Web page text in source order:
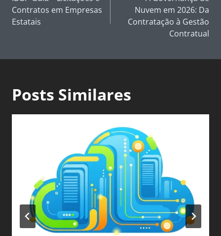
Post
Contratos em Empresas
Estatais
Nuvem em 2026: Da
Contratação à Gestão
Contratual
Posts Similares